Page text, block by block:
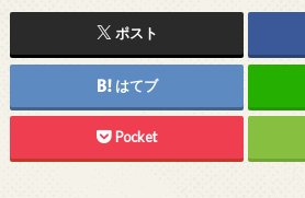
ポスト
はてブ
Pocket